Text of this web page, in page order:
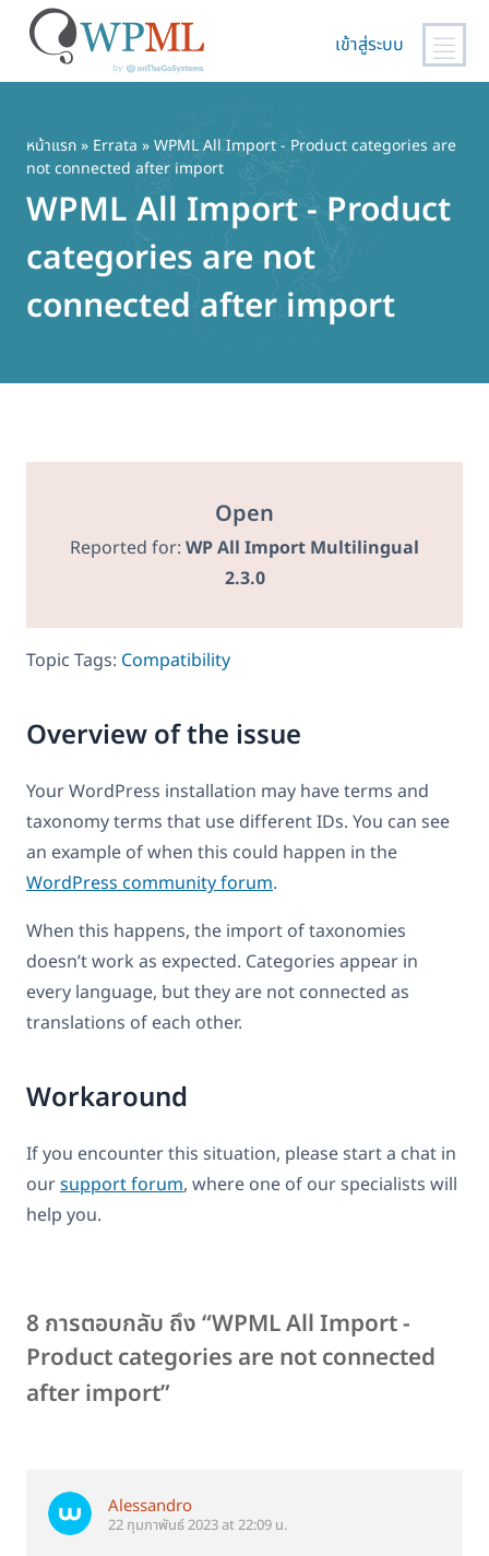
เนื้อหา
หลัก
เข้าสู่ระบบ
หน้าแรก» Errata » WPML All Import - Product categories are
not connected after import
WPML All Import - Product
categories are not
connected after import
Open
Reported for: WP All Import Multilingual
2.3.0
Topic Tags: Compatibility
Overview of the issue
Your WordPress installation may have terms and
taxonomy terms that use different IDs. You can see
an example of when this could happen in the
WordPress community forum.
When this happens, the import of taxonomies
doesn’t work as expected. Categories appear in
every language, but they are not connected as
translations of each other.
Workaround
If you encounter this situation, please start a chat in
oursupport forum, where one of our specialists will
help you.
8 การตอบกลับ ถึง “WPML All Import -
Product categories are not connected
after import”
Alessandro
22 กุมภาพันธ์ 2023 at 22:09 น.